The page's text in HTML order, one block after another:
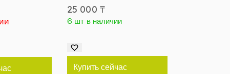
25 000 ₸
6 шт в наличии
Купить сейчас